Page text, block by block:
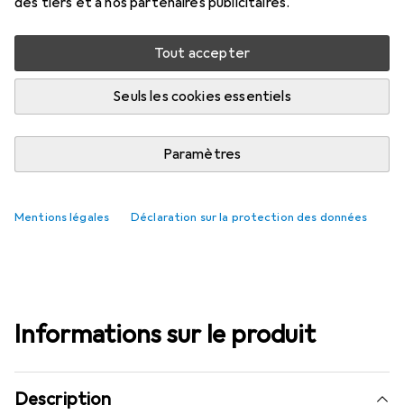
Tout accepter
Seuls les cookies essentiels
Paramètres
Mentions légales Déclaration sur la protection des données
M'informer si le produit est disponible plus tôt
Ajouter au panier
Informations sur le produit
Description